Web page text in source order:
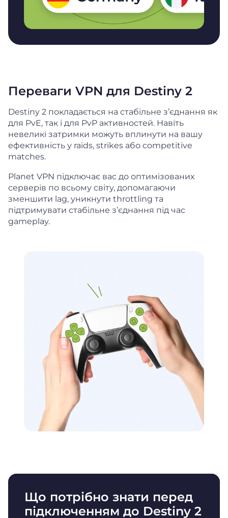
Переваги VPN для Destiny 2
Destiny 2 покладається на стабільне з’єднання як
для PvE, так і для PvP активностей. Навіть
невеликі затримки можуть вплинути на вашу
ефективність у raids, strikes або competitive
matches.
Planet VPN підключає вас до оптимізованих
серверів по всьому світу, допомагаючи
зменшити lag, уникнути throttling та
підтримувати стабільне з’єднання під час
gameplay.
Що потрібно знати перед
підключенням до Destiny 2